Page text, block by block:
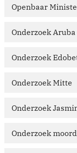
Openbaar
Onderzoek
Onderzoek
Onderzoek Mitte
Onderzoek
Onderzoek